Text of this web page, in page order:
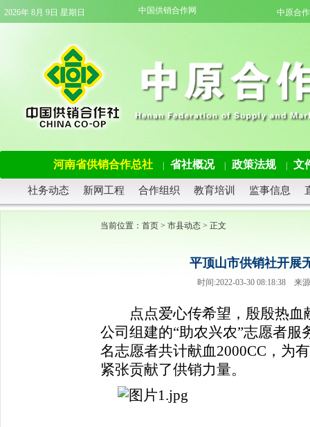
2026年 8月 9日 星期日 中国供销合作网 中原合
河南省供销合作总社 省社概况 政策法规 文
社务动态 新网工程 合作组织 教育培训 监事信息
当前位置： 首页 > 市县动态 > 正文
平顶山市供销社开展
时间:2022-03-30 08:18:38
点点爱心传希望，殷殷热血
公司组建的“助农兴农”志愿者服
名志愿者共计献血2000CC，为
紧张贡献了供销力量。